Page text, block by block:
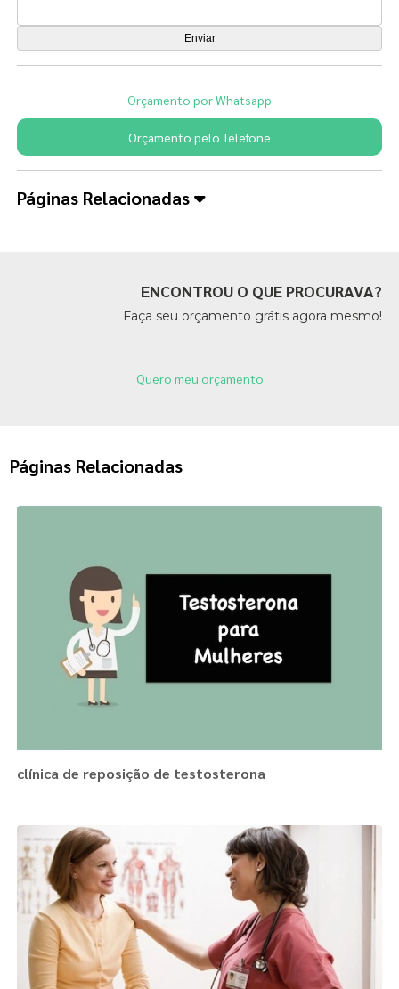
Orçamento por Whatsapp
Orçamento pelo Telefone
Páginas Relacionadas
ENCONTROU O QUE PROCURAVA?
Faça seu orçamento grátis agora mesmo!
Quero meu orçamento
Páginas Relacionadas
clínica de reposição de testosterona